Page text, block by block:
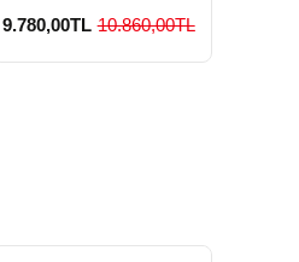
9.780,00TL 10.860,00TL